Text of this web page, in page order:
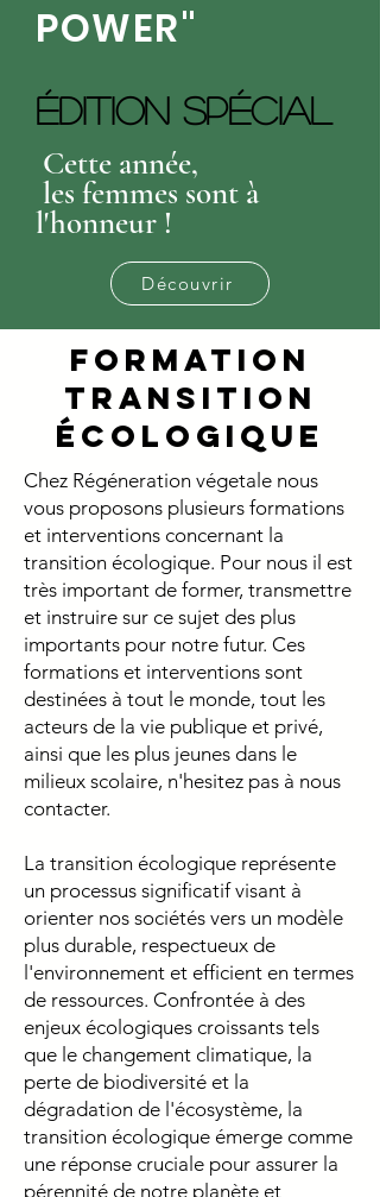
POWER"
ÉDITION SPÉCIAL
Cette année,
les femmes sont à
l'honneur !
Découvrir
FORMATION
Transition
écologique
Chez Régéneration végetale nous
vous proposons plusieurs formations
et interventions concernant la
transition écologique. Pour nous il est
très important de former, transmettre
et instruire sur ce sujet des plus
importants pour notre futur. Ces
formations et interventions sont
destinées à tout le monde, tout les
acteurs de la vie publique et privé,
ainsi que les plus jeunes dans le
milieux scolaire, n'hesitez pas à nous
contacter.
La transition écologique représente
un processus significatif visant à
orienter nos sociétés vers un modèle
plus durable, respectueux de
l'environnement et efficient en termes
de ressources. Confrontée à des
enjeux écologiques croissants tels
que le changement climatique, la
perte de biodiversité et la
dégradation de l'écosystème, la
transition écologique émerge comme
une réponse cruciale pour assurer la
pérennité de notre planète et